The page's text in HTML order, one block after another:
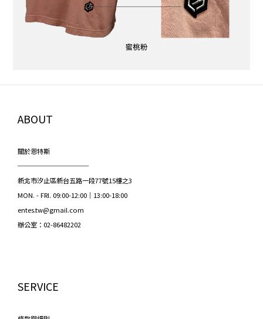
ABOUT
關於恩特斯
───────────
新北市汐止區新台五路一段77號15樓之3
MON. - FRI. 09:00-12:00｜13:00-18:00
entes.tw@gmail.com
辦公室：02-86482202
SERVICE